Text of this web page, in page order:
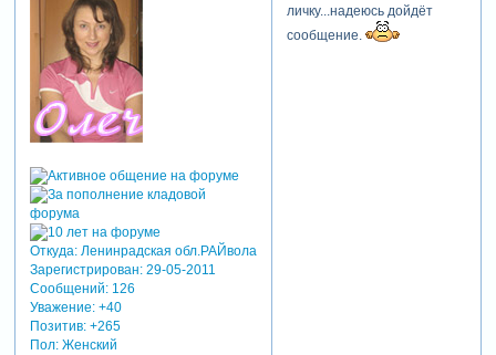
Откуда:Ленинрадская обл.РАЙвола
Зарегистрирован: 29-05-2011
Сообщений:126
Уважение: +40
Позитив: +265
Пол:Женский
личку...надеюсь дойдёт
сообщение.